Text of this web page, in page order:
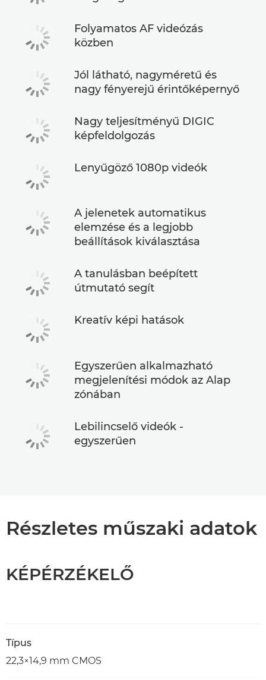
Folyamatos AF videózás
közben
Jól látható, nagyméretű és
nagy fényerejű érintőképernyő
Nagy teljesítményű DIGIC
képfeldolgozás
Lenyűgöző 1080p videók
A jelenetek automatikus
elemzése és a legjobb
beállítások kiválasztása
A tanulásban beépített
útmutató segít
Kreatív képi hatások
Egyszerűen alkalmazható
megjelenítési módok az Alap
zónában
Lebilincselő videók -
egyszerűen
Részletes műszaki adatok
KÉPÉRZÉKELŐ
Típus
22,3×14,9 mm CMOS